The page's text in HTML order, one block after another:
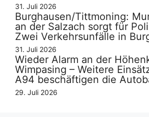
31. Juli 2026
Burghausen/Tittmoning:
an der Salzach sorgt für
Zwei Verkehrsunfälle in
31. Juli 2026
Wieder Alarm an der
Wimpasing – Weitere
A94 beschäftigen die
29. Juli 2026